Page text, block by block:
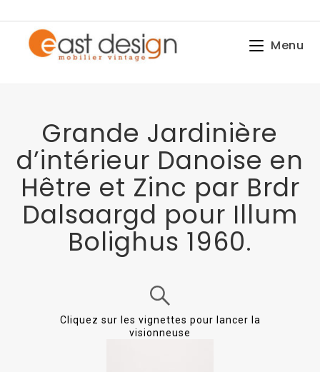
Menu
Grande Jardinière
d’intérieur Danoise en
Hêtre et Zinc par Brdr
Dalsaargd pour Illum
Bolighus 1960.
Cliquez sur les vignettes pour lancer la
visionneuse